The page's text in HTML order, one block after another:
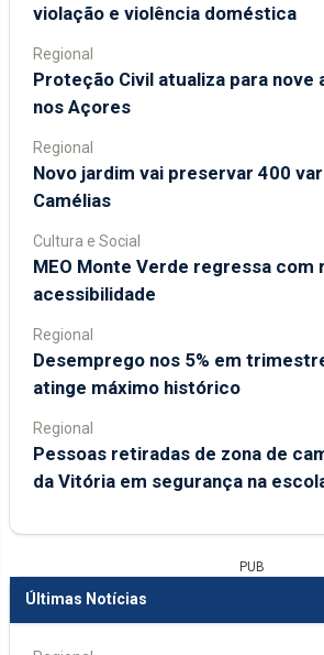
violação e violência doméstica
Regional
Proteção Civil atualiza para nove
nos Açores
Regional
Novo jardim vai preservar 400
Camélias
Cultura e Social
MEO Monte Verde regressa com
acessibilidade
Regional
Desemprego nos 5% em
atinge máximo histórico
Regional
Pessoas retiradas de zona de
da Vitória em segurança na
PUB
Últimas Notícias